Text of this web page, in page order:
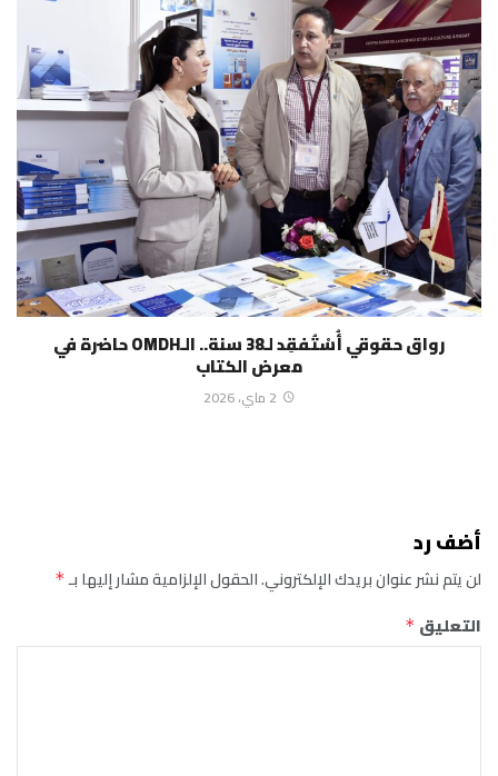
رواق حقوقي أُسْتُفقِد لـ38 سنة.. الـOMDH حاضرة في
معرض الكتاب
2 ماي، 2026
أضف رد
لن يتم نشر عنوان بريدك الإلكتروني.الحقول الإلزامية مشار إليها بـ*
التعليق *